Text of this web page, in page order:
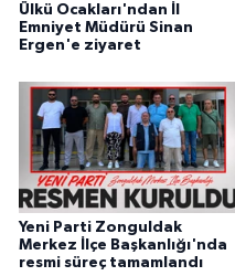
Ülkü Ocakları'ndan İl
Emniyet Müdürü Sinan
Ergen'e ziyaret
Yeni Parti Zonguldak
Merkez İlçe Başkanlığı'nda
resmi süreç tamamlandı